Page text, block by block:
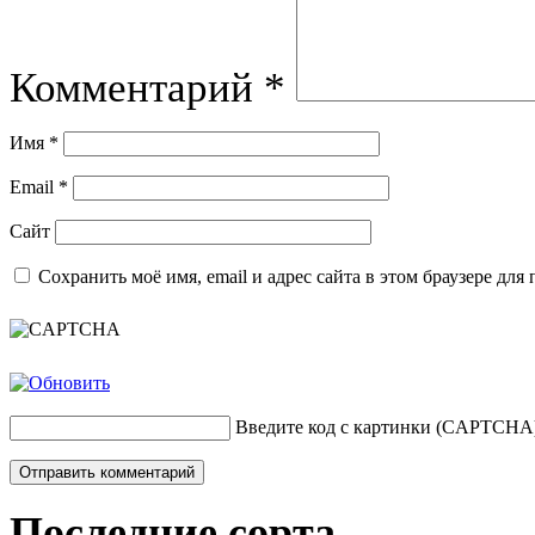
Комментарий *
Имя *
Email *
Сайт
Сохранить моё имя, email и адрес сайта в этом браузере
Введите код с картинки